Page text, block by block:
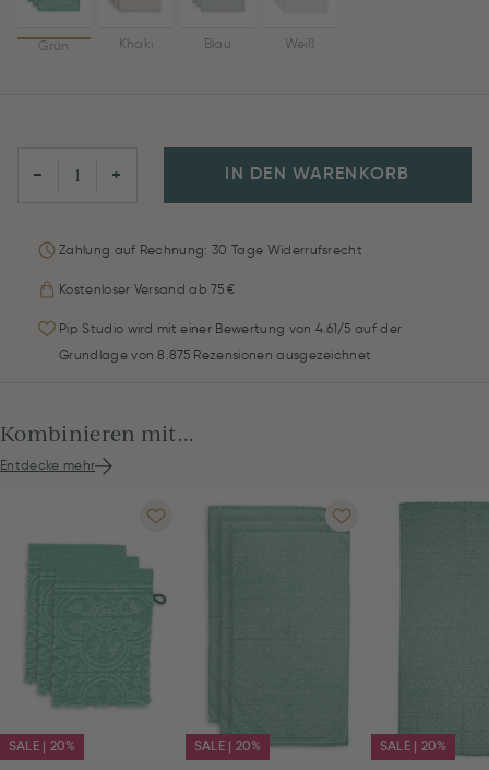
Grün Khaki Blau Weiß
− + IN DEN WARENKORB
Zahlung auf Rechnung: 30 Tage Widerrufsrecht
Kostenloser Versand ab 75 €
Pip Studio wird mit einer Bewertung von 4.61/5 auf der
Grundlage von 8.875 Rezensionen ausgezeichnet
Kombinieren mit...
Entdecke mehr
SALE | 20% SALE | 20% SALE | 20%